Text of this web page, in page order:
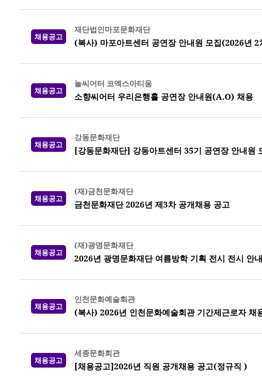
채용공고
재단법인마포문화재단
(복사) 마포아트센터 공연장 안내원 모집(2026년 2
채용공고
놀씨어터 코엑스아티움
소향씨어터 우리은행홀 공연장 안내원(A.O) 채용
채용공고
강동문화재단
[강동문화재단] 강동아트센터 35기 공연장 안내원
채용공고
(재)금천문화재단
금천문화재단 2026년 제3차 공개채용 공고
채용공고
(재)광명문화재단
2026년 광명문화재단 여름방학 기획 전시 전시 안
채용공고
인천문화예술회관
(복사) 2026년 인천문화예술회관 기간제근로자 채
채용공고
세종문화회관
[채용공고]2026년 직원 공개채용 공고(정규직 )